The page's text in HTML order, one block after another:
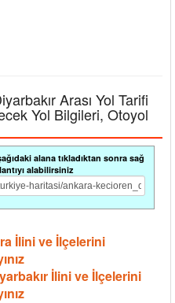
Arası Yol Tarifi
Yol Bilgileri, Otoyol
alana tıkladıktan sonra sağ
alabilirsiniz
İlini ve İlçelerini
İlini ve İlçelerini